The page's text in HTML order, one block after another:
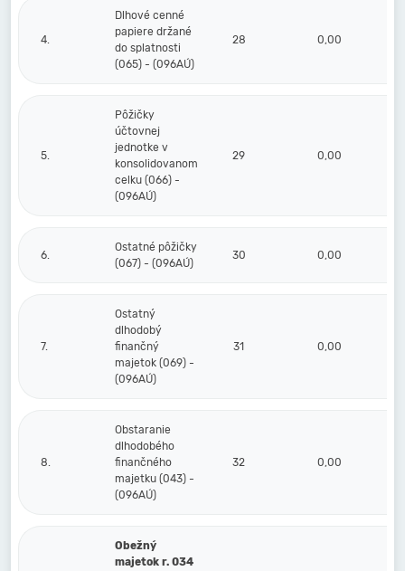
4.
Dlhové cenné
papiere držané
do splatnosti
(065) - (096AÚ)
28 0,00
5.
Pôžičky
účtovnej
jednotke v
konsolidovanom
celku (066) -
(096AÚ)
29 0,00
6.
Ostatné pôžičky
(067) - (096AÚ)
30 0,00
7.
Ostatný
dlhodobý
finančný
majetok (069) -
(096AÚ)
31 0,00
8.
Obstaranie
dlhodobého
finančného
majetku (043) -
(096AÚ)
32 0,00
Obežný
majetok r. 034